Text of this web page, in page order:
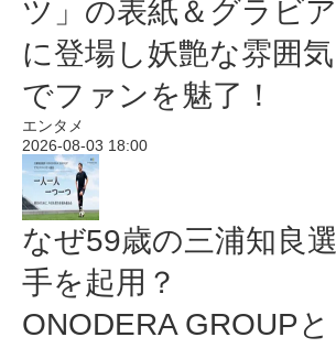
ツ」の表紙＆グラビア
に登場し妖艶な雰囲気
でファンを魅了！
エンタメ
2026-08-03 18:00
なぜ59歳の三浦知良選
手を起用？
ONODERA GROUPと